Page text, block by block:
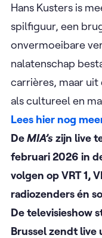
Hans Kusters is
spilfiguur, een
onvermoeibare
nalatenschap
carrières, maar
als cultureel en
Lees hier nog
DeMIA’szijn live
februari 2026 in
volgen op VRT 1,
radiozenders én
De televisieshow
Brussel zendt